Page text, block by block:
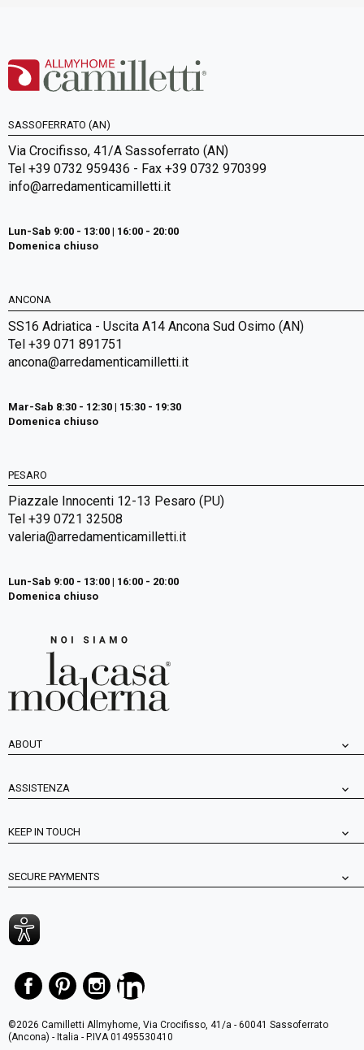
SASSOFERRATO (AN)
Via Crocifisso, 41/A Sassoferrato (AN)
Tel +39 0732 959436 - Fax +39 0732 970399
info@arredamenticamilletti.it
Lun-Sab 9:00 - 13:00 | 16:00 - 20:00
Domenica chiuso
ANCONA
SS16 Adriatica - Uscita A14 Ancona Sud Osimo (AN)
Tel +39 071 891751
ancona@arredamenticamilletti.it
Mar-Sab 8:30 - 12:30 | 15:30 - 19:30
Domenica chiuso
PESARO
Piazzale Innocenti 12-13 Pesaro (PU)
Tel +39 0721 32508
valeria@arredamenticamilletti.it
Lun-Sab 9:00 - 13:00 | 16:00 - 20:00
Domenica chiuso
ABOUT
ASSISTENZA
KEEP IN TOUCH
SECURE PAYMENTS
©2026 Camilletti Allmyhome, Via Crocifisso, 41/a - 60041 Sassoferrato
(Ancona) - Italia - P.IVA 01495530410